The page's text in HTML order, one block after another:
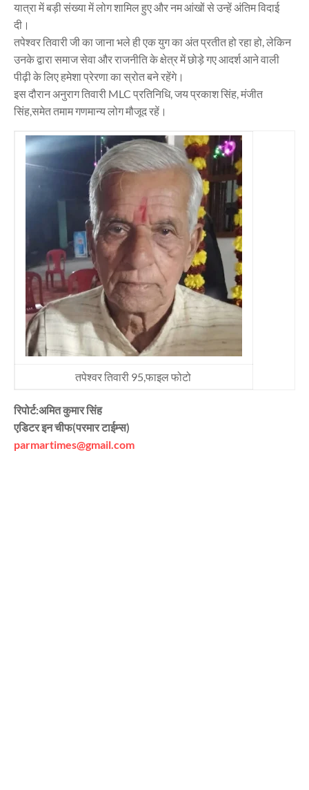
यात्रा में बड़ी संख्या में लोग शामिल हुए और नम आंखों से उन्हें अंतिम विदाई
दी।
तपेश्वर तिवारी जी का जाना भले ही एक युग का अंत प्रतीत हो रहा हो, लेकिन
उनके द्वारा समाज सेवा और राजनीति के क्षेत्र में छोड़े गए आदर्श आने वाली
पीढ़ी के लिए हमेशा प्रेरणा का स्रोत बने रहेंगे।
इस दौरान अनुराग तिवारी MLC प्रतिनिधि, जय प्रकाश सिंह, मंजीत
सिंह,समेत तमाम गणमान्य लोग मौजूद रहें।
तपेश्वर तिवारी 95,फाइल फोटो
रिपोर्ट:अमित कुमार सिंह
एडिटर इन चीफ(परमार टाईम्स)
parmartimes@gmail.com